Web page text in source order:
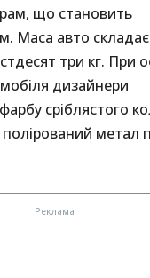
що становить
Маса авто
три кг. При
дизайнери
сріблястого
полірований метал